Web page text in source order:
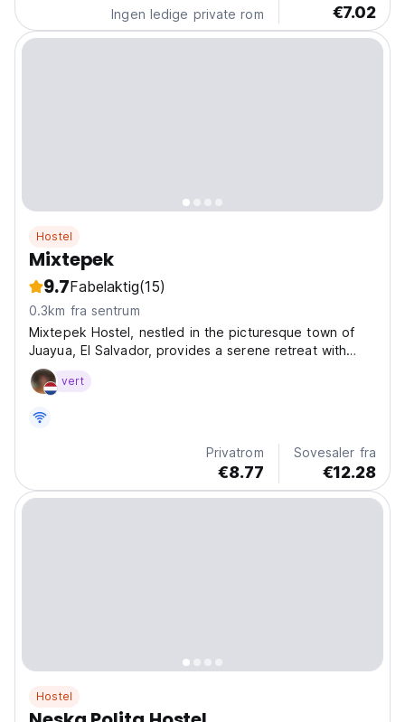
Ingen ledige private rom €7.02
Hostel
Mixtepek
9.7Fabelaktig(15)
0.3km fra sentrum
Mixtepek Hostel, nestled in the picturesque town of
Juayua, El Salvador, provides a serene retreat with
breathtaking mountain views. Guests can unwind in the
lush garden, socialize in the cozy common lounge, or
vert
Privatrom
€8.77
Sovesaler fra
€12.28
Hostel